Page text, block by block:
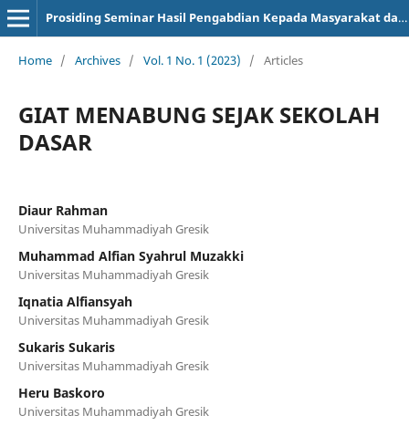
Prosiding Seminar Hasil Pengabdian Kepada Masyarakat dan Kuliah Kerja Nyata
Home / Archives / Vol. 1 No. 1 (2023) / Articles
GIAT MENABUNG SEJAK SEKOLAH
DASAR
Diaur Rahman
Universitas Muhammadiyah Gresik
Muhammad Alfian Syahrul Muzakki
Universitas Muhammadiyah Gresik
Iqnatia Alfiansyah
Universitas Muhammadiyah Gresik
Sukaris Sukaris
Universitas Muhammadiyah Gresik
Heru Baskoro
Universitas Muhammadiyah Gresik